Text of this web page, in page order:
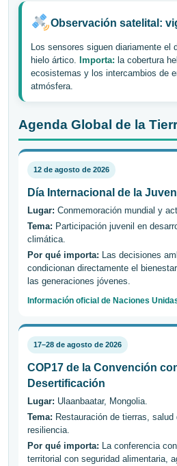
Observación satelital:
Los sensores siguen diariamente el
hielo ártico. Importa: la cobertura
ecosistemas y los intercambios de
atmósfera.
Agenda Global de la
12 de agosto de 2026
Día Internacional de la
Lugar: Conmemoración mundial y
Tema: Participación juvenil en
climática.
Por qué importa: Las decisiones
condicionan directamente el
las generaciones jóvenes.
Información oficial de Naciones
17–28 de agosto de 2026
COP17 de la Convención
Desertificación
Lugar: Ulaanbaatar, Mongolia.
Tema: Restauración de tierras,
resiliencia.
Por qué importa: La conferencia
territorial con seguridad alimentaria,